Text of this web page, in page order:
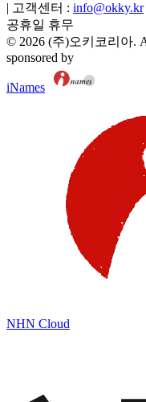
| 고객센터 : info@okky.kr
공휴일 휴무
© 2026 (주)오키코리아.
sponsored by
iNames
NHN Cloud